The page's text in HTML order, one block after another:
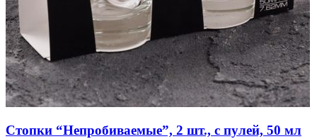
Стопки “Непробиваемые”, 2 шт., с пулей, 50 мл